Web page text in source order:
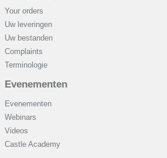
Your orders
Uw leveringen
Uw bestanden
Complaints
Terminologie
Evenementen
Evenementen
Webinars
Videos
Castle Academy